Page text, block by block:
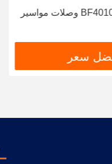
وصلات نحاسية مطلية بالكروم BF4010 وصلات مواسير
سعر